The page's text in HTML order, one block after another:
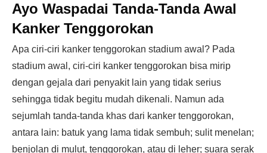
Ayo Waspadai Tanda-Tanda Awal
Kanker Tenggorokan
Apa ciri-ciri kanker tenggorokan stadium awal? Pada
stadium awal, ciri-ciri kanker tenggorokan bisa mirip
dengan gejala dari penyakit lain yang tidak serius
sehingga tidak begitu mudah dikenali. Namun ada
sejumlah tanda-tanda khas dari kanker tenggorokan,
antara lain: batuk yang lama tidak sembuh; sulit menelan;
benjolan di mulut, tenggorokan, atau di leher; suara serak